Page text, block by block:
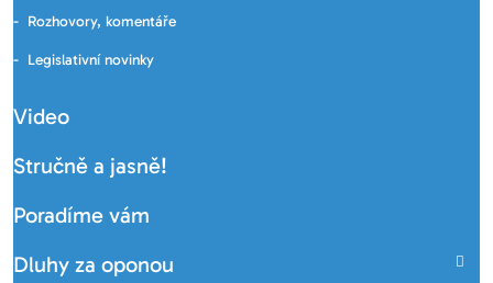
Rozhovory, komentáře
Legislativní novinky
Video
Stručně a jasně!
Poradíme vám
Dluhy za oponou